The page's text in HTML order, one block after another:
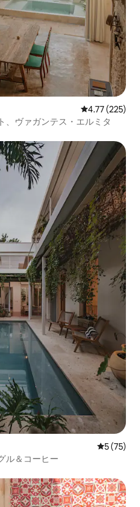
レビュー225
4.77 (225)
、ヴァガンテス・エルミタ
。
レビュー
5 (75)
ル＆コーヒー
。